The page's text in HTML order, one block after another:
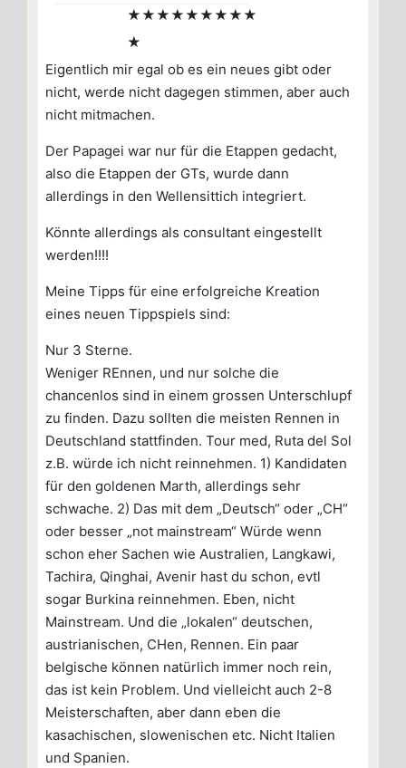
★★★★★★★★★
★
Eigentlich mir egal ob es ein neues gibt oder
nicht, werde nicht dagegen stimmen, aber auch
nicht mitmachen.
Der Papagei war nur für die Etappen gedacht,
also die Etappen der GTs, wurde dann
allerdings in den Wellensittich integriert.
Könnte allerdings als consultant eingestellt
werden!!!!
Meine Tipps für eine erfolgreiche Kreation
eines neuen Tippspiels sind:
Nur 3 Sterne.
Weniger REnnen, und nur solche die
chancenlos sind in einem grossen Unterschlupf
zu finden. Dazu sollten die meisten Rennen in
Deutschland stattfinden. Tour med, Ruta del Sol
z.B. würde ich nicht reinnehmen. 1) Kandidaten
für den goldenen Marth, allerdings sehr
schwache. 2) Das mit dem „Deutsch“ oder „CH“
oder besser „not mainstream“ Würde wenn
schon eher Sachen wie Australien, Langkawi,
Tachira, Qinghai, Avenir hast du schon, evtl
sogar Burkina reinnehmen. Eben, nicht
Mainstream. Und die „lokalen“ deutschen,
austrianischen, CHen, Rennen. Ein paar
belgische können natürlich immer noch rein,
das ist kein Problem. Und vielleicht auch 2-8
Meisterschaften, aber dann eben die
kasachischen, slowenischen etc. Nicht Italien
und Spanien.